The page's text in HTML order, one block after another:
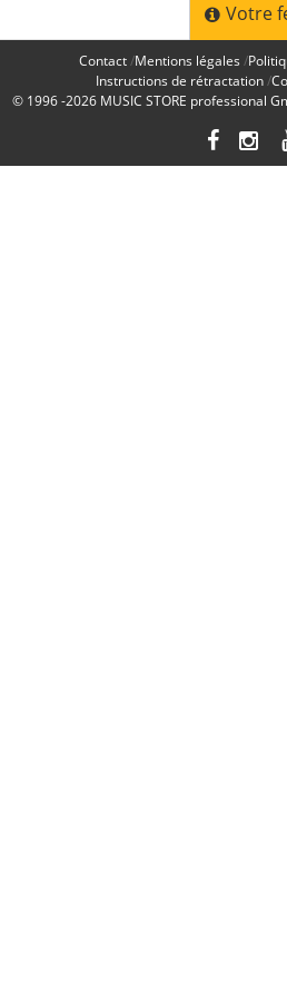
Votre
Contact Mentions légales
Instructions de rétractation
© 1996 -2026 MUSIC STORE professional